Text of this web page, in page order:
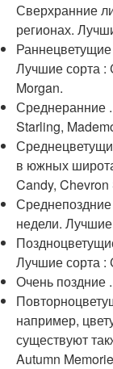
Сверхранние
регионах.
Лучшие сорта :
Morgan.
Среднеранние
Starling,
в южных
Candy,
недели.
Лучшие сорта :
Очень поздние
например,
существуют
Autumn